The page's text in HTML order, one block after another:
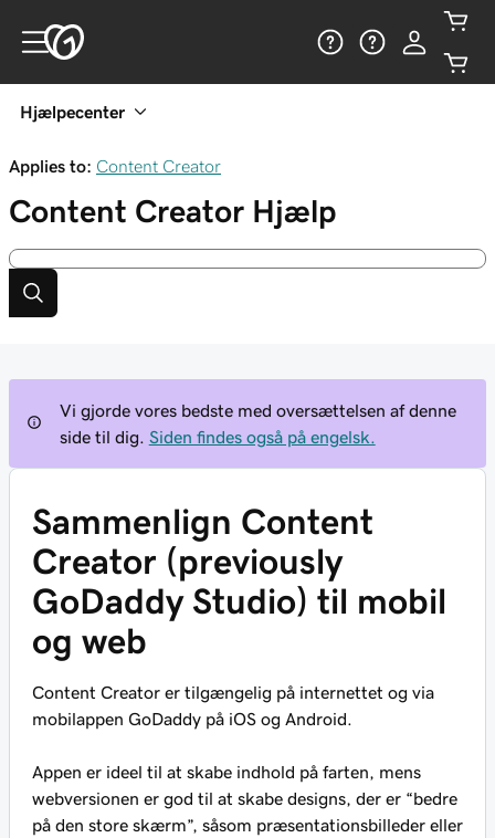
Hjælpecenter
Applies to: Content Creator
Content Creator Hjælp
Vi gjorde vores bedste med oversættelsen af denne
side til dig.
Siden findes også på engelsk.
Sammenlign Content
Creator (previously
GoDaddy Studio) til mobil
og web
Content Creator er tilgængelig på internettet og via
mobilappen GoDaddy på iOS og Android.
Appen er ideel til at skabe indhold på farten, mens
webversionen er god til at skabe designs, der er “bedre
på den store skærm”, såsom præsentationsbilleder eller